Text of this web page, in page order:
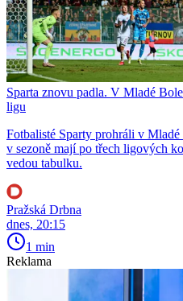
Sparta znovu padla. V Mladé
ligu
Fotbalisté Sparty prohráli v
v sezoně mají po třech ligových
vedou tabulku.
Pražská Drbna
dnes, 20:15
1 min
Reklama